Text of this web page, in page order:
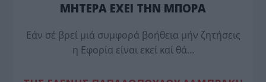
ΜΗΤΕΡΑ ΕΧΕΙ ΤΗΝ ΜΠΟΡΑ
Εάν σέ βρεί μιά συμφορά βοήθεια μήν ζητήσεις
η Εφορία είναι εκεί καί θά…